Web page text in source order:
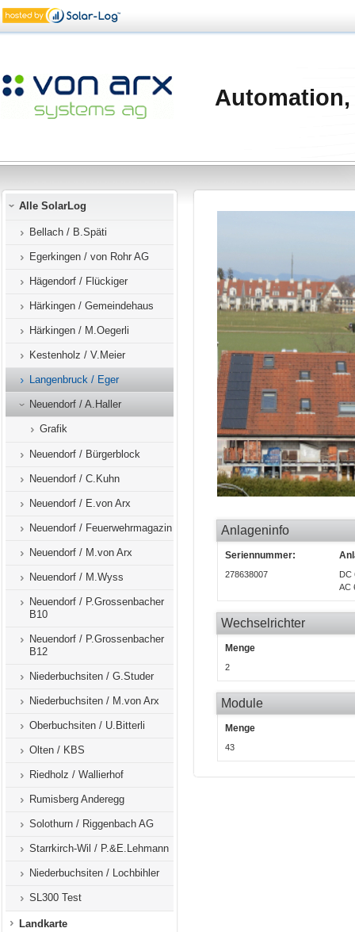
Alle SolarLog
Bellach / B.Späti
Egerkingen / von Rohr AG
Hägendorf / Flückiger
Härkingen / Gemeindehaus
Härkingen / M.Oegerli
Kestenholz / V.Meier
Langenbruck / Eger
Neuendorf / A.Haller
Grafik
Neuendorf / Bürgerblock
Neuendorf / C.Kuhn
Neuendorf / E.von Arx
Neuendorf / Feuerwehrmagazin
Neuendorf / M.von Arx
Neuendorf / M.Wyss
Neuendorf / P.Grossenbacher
B10
Neuendorf / P.Grossenbacher
B12
Niederbuchsiten / G.Studer
Niederbuchsiten / M.von Arx
Oberbuchsiten / U.Bitterli
Olten / KBS
Riedholz / Wallierhof
Rumisberg Anderegg
Solothurn / Riggenbach AG
Starrkirch-Wil / P.&E.Lehmann
Niederbuchsiten / Lochbihler
SL300 Test
Landkarte
Anlageninfo
Seriennummer:
278638007
DC
AC
Wechselrichter
Menge
2
Module
Menge
43